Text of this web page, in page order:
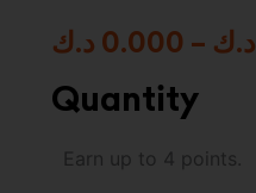
0.000 د.ك – د.ك
Quantity
Earn up to 4 points.
Fighter